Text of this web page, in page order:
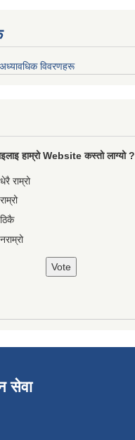
विवरणहरू
हाम्रो Website कस्तो लाग्यो ?
धेरै राम्रो
राम्रो
ठिकै
नराम्रो
सेवा